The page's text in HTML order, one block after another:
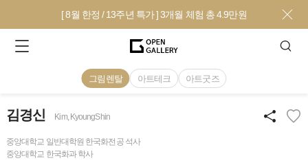
[ 8월 한정 / 13주년 특가 ] 3개월 체험 총 4.9만원
그림렌탈 아트테크 아트굿즈
김경신 Kim, KyoungShin
중앙대학교 일반대학원 한국화전공 석사
중앙대학교 한국화과 학사